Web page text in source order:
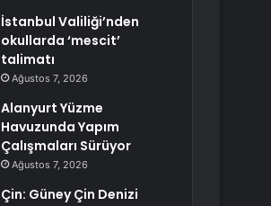
İstanbul Valiliği’nden
okullarda ‘mescit’
talimatı
Ağustos 7, 2026
Alanyurt Yüzme
Havuzunda Yapım
Çalışmaları Sürüyor
Ağustos 7, 2026
Çin: Güney Çin Denizi